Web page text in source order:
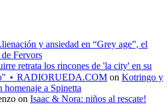
y ansiedad en “Grey age”, el
Fervors
retrata los rincones de 'la city' en su
⋆ RADIORUEDA.COM on Kotringo y
homenaje a Spinetta
on Isaac & Nora: niños al rescate!